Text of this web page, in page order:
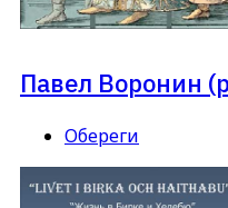
Павел Воронин
Обереги